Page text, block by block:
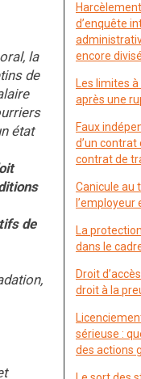
la
de
état
de
d’enquête
encore
Les limites
après une
Faux
d’un
contrat de
Canicule au
La
dans le
Droit
droit à la
sérieuse :
des actions